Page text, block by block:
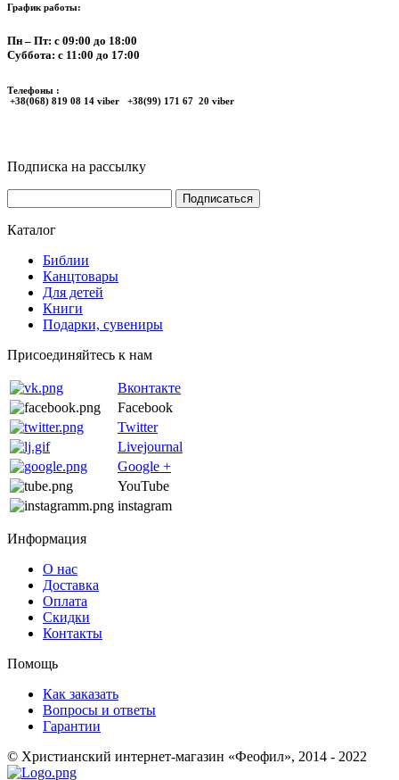
График работы:
Пн – Пт: с 09:00 до 18:00
Суббота: с 11:00 до 17:00
Телефоны :
+38(068) 819 08 14 viber +38(99) 171 67 20 viber
Подписка на рассылку
Каталог
Библии
Канцтовары
Для детей
Книги
Подарки, сувениры
Присоединяйтесь к нам
Вконтакте
Facebook
Twitter
Livejournal
Google +
YouTube
instagram
Информация
О нас
Доставка
Оплата
Скидки
Контакты
Помощь
Как заказать
Вопросы и ответы
Гарантии
© Христианский интернет-магазин «Феофил», 2014 - 2022